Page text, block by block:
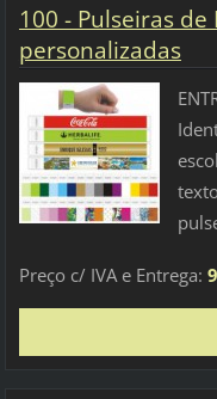
100 - Pulseiras
personalizadas
Preço c/ IVA e Entrega: